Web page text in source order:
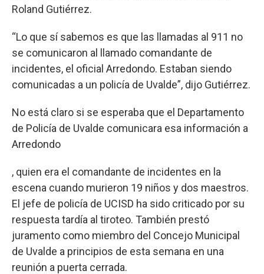
Roland Gutiérrez.
“Lo que sí sabemos es que las llamadas al 911 no
se comunicaron al llamado comandante de
incidentes, el oficial Arredondo. Estaban siendo
comunicadas a un policía de Uvalde”, dijo Gutiérrez.
No está claro si se esperaba que el Departamento
de Policía de Uvalde comunicara esa información a
Arredondo
, quien era el comandante de incidentes en la
escena cuando murieron 19 niños y dos maestros.
El jefe de policía de UCISD ha sido criticado por su
respuesta tardía al tiroteo. También prestó
juramento como miembro del Concejo Municipal
de Uvalde a principios de esta semana en una
reunión a puerta cerrada.